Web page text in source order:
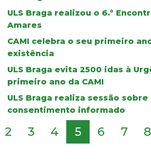
ULS Braga realizou o 6.º
Amares
CAMI celebra o seu primeiro
existência
ULS Braga evita 2500 idas à
primeiro ano da CAMI
ULS Braga realiza sessão sobre
consentimento informado
2 3 4 5 6 7 8